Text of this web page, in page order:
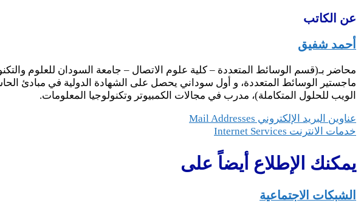
عن الكاتب
أحمد شفيق
محاضر بـ(قسم الوسائط المتعددة – كلية علوم الاتصال – جامعة السودان للعلوم
الويب للحلول المتكاملة)، مدرب في مجالات الكمبيوتر وتكنولوجيا المعلومات.
تصفّح
المقالات
عناوين البريد الإلكتروني Mail Addresses
خدمات الانترنت Internet Services
يمكنك الإطلاع أيضاً على
الشبكات الاجتماعية